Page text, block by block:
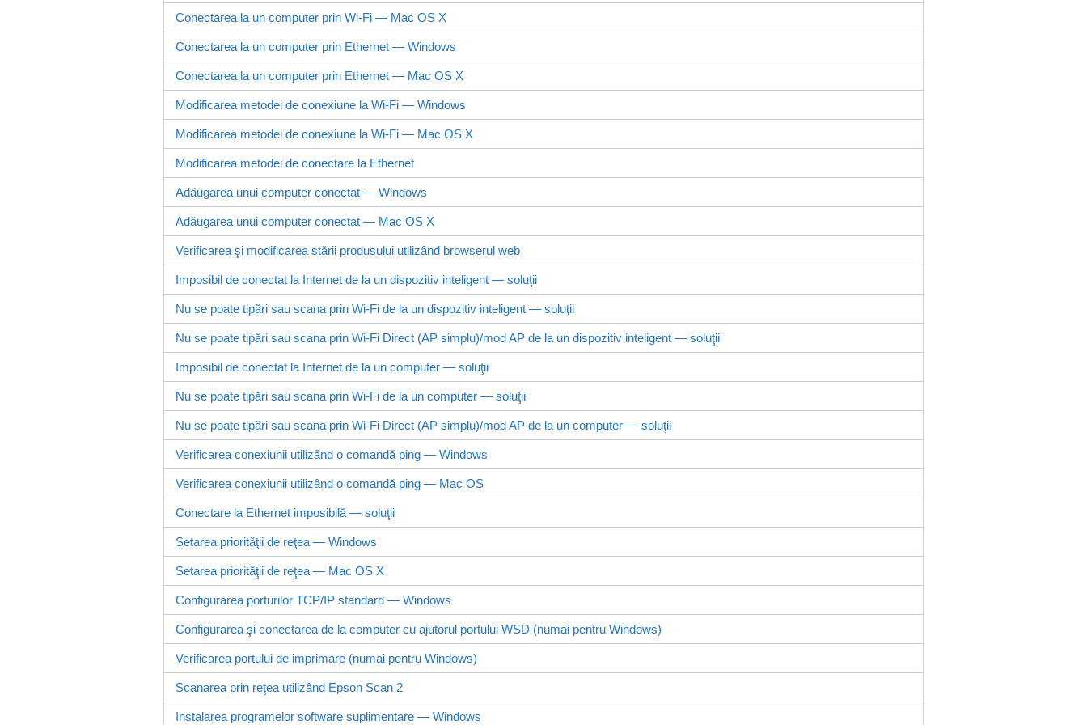
Conectarea la un computer prin Wi-Fi — Mac OS X
Conectarea la un computer prin Ethernet — Windows
Conectarea la un computer prin Ethernet — Mac OS X
Modificarea metodei de conexiune la Wi-Fi — Windows
Modificarea metodei de conexiune la Wi-Fi — Mac OS X
Modificarea metodei de conectare la Ethernet
Adăugarea unui computer conectat — Windows
Adăugarea unui computer conectat — Mac OS X
Verificarea şi modificarea stării produsului utilizând browserul web
Imposibil de conectat la Internet de la un dispozitiv inteligent — soluţii
Nu se poate tipări sau scana prin Wi-Fi de la un dispozitiv inteligent — soluţii
Nu se poate tipări sau scana prin Wi-Fi Direct (AP simplu)/mod AP de la un dispozitiv inteligent — soluţii
Imposibil de conectat la Internet de la un computer — soluţii
Nu se poate tipări sau scana prin Wi-Fi de la un computer — soluţii
Nu se poate tipări sau scana prin Wi-Fi Direct (AP simplu)/mod AP de la un computer — soluţii
Verificarea conexiunii utilizând o comandă ping — Windows
Verificarea conexiunii utilizând o comandă ping — Mac OS
Conectare la Ethernet imposibilă — soluţii
Setarea priorităţii de reţea — Windows
Setarea priorităţii de reţea — Mac OS X
Configurarea porturilor TCP/IP standard — Windows
Configurarea şi conectarea de la computer cu ajutorul portului WSD (numai pentru Windows)
Verificarea portului de imprimare (numai pentru Windows)
Scanarea prin reţea utilizând Epson Scan 2
Instalarea programelor software suplimentare — Windows